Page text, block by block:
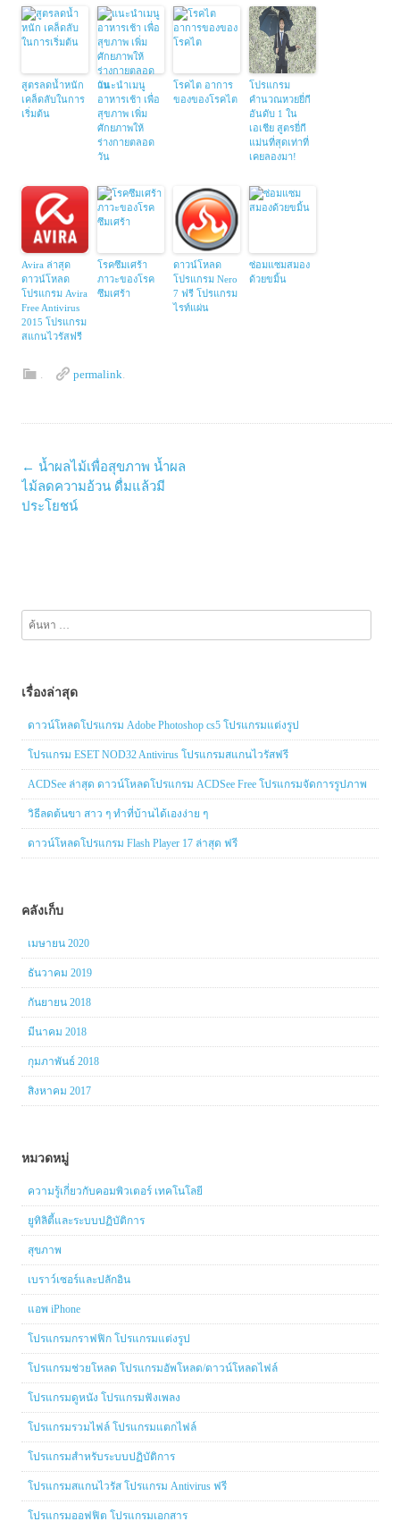
สูตรลดน้ำหนัก
เคล็ดลับในการ
เริ่มต้น
แนะนำเมนู
อาหารเช้า เพื่อ
สุขภาพ เพิ่ม
ศักยภาพให้
ร่างกายตลอด
วัน
โรคไต อาการ
ของของโรคไต
โปรแกรม
คำนวณหวยยี่กี
อันดับ 1 ใน
เอเชีย สูตรยี่กี
แม่นที่สุดเท่าที่
เคยลองมา!
Avira ล่าสุด
ดาวน์โหลด
โปรแกรม Avira
Free Antivirus
2015 โปรแกรม
สแกนไวรัสฟรี
โรคซึมเศร้า
ภาวะของโรค
ซึมเศร้า
ดาวน์โหลด
โปรแกรม Nero
7 ฟรี โปรแกรม
ไรท์แผ่น
ซ่อมแซมสมอง
ด้วยขมิ้น
permalink
Post
navigation
← น้ำผลไม้เพื่อสุขภาพ น้ำผล
ไม้ลดความอ้วน ดื่มแล้วมี
ประโยชน์
สำหรับ:
เรื่องล่าสุด
ดาวน์โหลดโปรแกรม Adobe Photoshop cs5 โปรแกรมแต่งรูป
โปรแกรม ESET NOD32 Antivirus โปรแกรมสแกนไวรัสฟรี
ACDSee ล่าสุด ดาวน์โหลดโปรแกรม ACDSee Free โปรแกรมจัดการรูปภาพ
วิธีลดต้นขา สาว ๆ ทำที่บ้านได้เองง่าย ๆ
ดาวน์โหลดโปรแกรม Flash Player 17 ล่าสุด ฟรี
คลังเก็บ
เมษายน 2020
ธันวาคม 2019
กันยายน 2018
มีนาคม 2018
กุมภาพันธ์ 2018
สิงหาคม 2017
หมวดหมู่
ความรู้เกี่ยวกับคอมพิวเตอร์ เทคโนโลยี
ยูทิลิตี้และระบบปฏิบัติการ
สุขภาพ
เบราว์เซอร์และปลักอิน
แอพ iPhone
โปรแกรมกราฟฟิก โปรแกรมแต่งรูป
โปรแกรมช่วยโหลด โปรแกรมอัพโหลด/ดาวน์โหลดไฟล์
โปรแกรมดูหนัง โปรแกรมฟังเพลง
โปรแกรมรวมไฟล์ โปรแกรมแตกไฟล์
โปรแกรมสำหรับระบบปฏิบัติการ
โปรแกรมสแกนไวรัส โปรแกรม Antivirus ฟรี
โปรแกรมออฟฟิต โปรแกรมเอกสาร